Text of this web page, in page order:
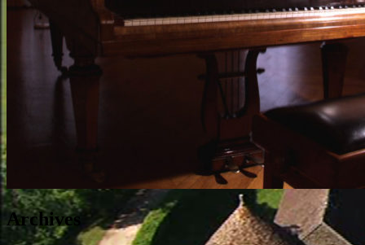
Archives